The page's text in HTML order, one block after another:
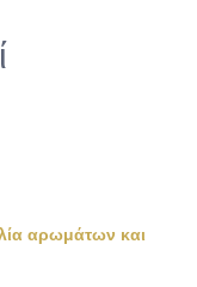
αρωμάτων και